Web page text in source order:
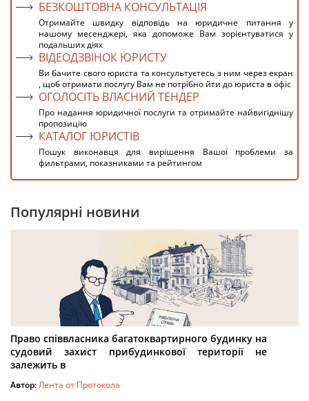
БЕЗКОШТОВНА КОНСУЛЬТАЦІЯ
Отримайте швидку відповідь на юридичне питання у
нашому месенджері, яка допоможе Вам зорієнтуватися у
подальших діях
ВІДЕОДЗВІНОК ЮРИСТУ
Ви бачите свого юриста та консультуєтесь з ним через екран
, щоб отримати послугу Вам не потрібно йти до юриста в офіс
ОГОЛОСІТЬ ВЛАСНИЙ ТЕНДЕР
Про надання юридичної послуги та отримайте найвигіднішу
пропозицію
КАТАЛОГ ЮРИСТІВ
Пошук виконавця для вирішення Вашої проблеми за
фильтрами, показниками та рейтингом
Популярні новини
Право співвласника багатоквартирного будинку на
судовий захист прибудинкової території не
залежить в
Автор:Лента от Протокола